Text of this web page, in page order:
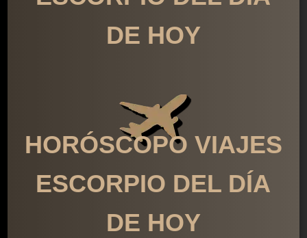
DE HOY
HORÓSCOPO VIAJES
ESCORPIO DEL DÍA
DE HOY